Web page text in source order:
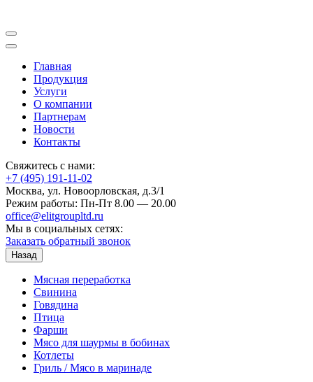
Главная
Продукция
Услуги
О компании
Партнерам
Новости
Контакты
Свяжитесь с нами:
+7 (495) 191-11-02
Москва, ул. Новоорловская, д.3/1
Режим работы: Пн-Пт 8.00 — 20.00
office@elitgroupltd.ru
Мы в социальных сетях:
Заказать обратный звонок
Назад
Мясная переработка
Свинина
Говядина
Птица
Фарши
Мясо для шаурмы в бобинах
Котлеты
Гриль / Мясо в маринаде